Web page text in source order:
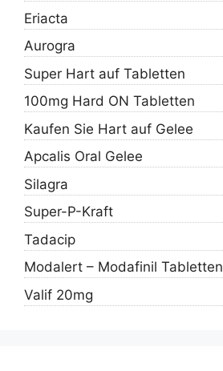
Eriacta
Aurogra
Super Hart auf Tabletten
100mg Hard ON Tabletten
Kaufen Sie Hart auf Gelee
Apcalis Oral Gelee
Silagra
Super-P-Kraft
Tadacip
Modalert – Modafinil Tabletten
Valif 20mg